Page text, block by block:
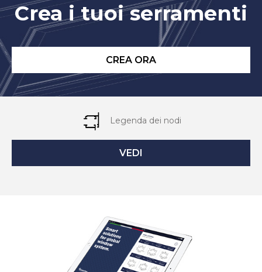
Crea i tuoi serramenti
CREA ORA
Legenda dei nodi
VEDI